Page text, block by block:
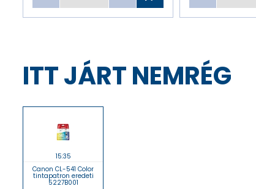
ITT JÁRT NEMRÉG
15:35
Canon CL-541 Color
tintapatron eredeti
5227B001